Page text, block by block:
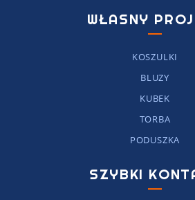
WŁASNY
KOSZULKI
BLUZY
KUBEK
TORBA
PODUSZKA
SZYBKI